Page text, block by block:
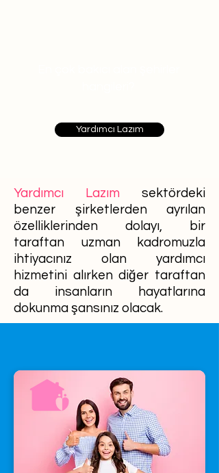
Yardımcı Lazım
Yardımcı Lazım sektördeki
benzer şirketlerden ayrılan
özelliklerinden dolayı, bir
taraftan uzman kadromuzla
ihtiyacınız olan yardımcı
hizmetini alırken diğer taraftan
da insanların hayatlarına
dokunma şansınız olacak.